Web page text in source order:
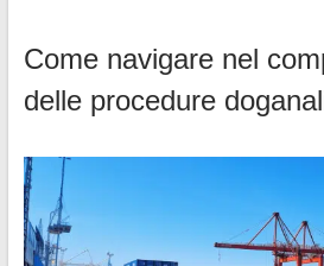
Come navigare nel
delle procedure